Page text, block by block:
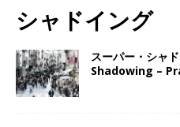
シャドイング
スーパー・シャ
Shadowing –